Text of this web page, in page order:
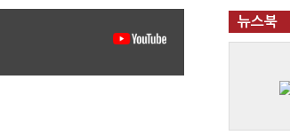
뉴스북